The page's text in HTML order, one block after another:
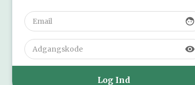
face
visibility